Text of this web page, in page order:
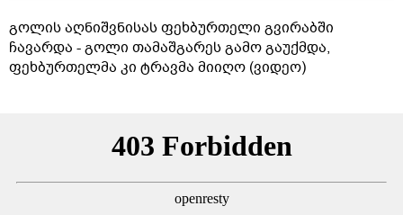
გოლის აღნიშვნისას ფეხბურთელი გვირაბში
ჩავარდა - გოლი თამაშგარეს გამო გაუქმდა,
ფეხბურთელმა კი ტრავმა მიიღო (ვიდეო)